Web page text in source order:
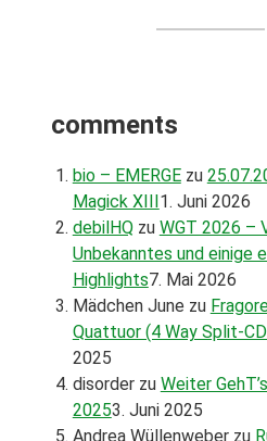
comments
bio – EMERGEzu
Magick XIII1. Juni 2026
debilHQzu WGT 2026 –
Unbekanntes und einige
Highlights7. Mai 2026
Mädchen June zu
Quattuor (4 Way Split-
2025
disorderzu Weiter
20253. Juni 2025
Andrea Wüllenweberzu